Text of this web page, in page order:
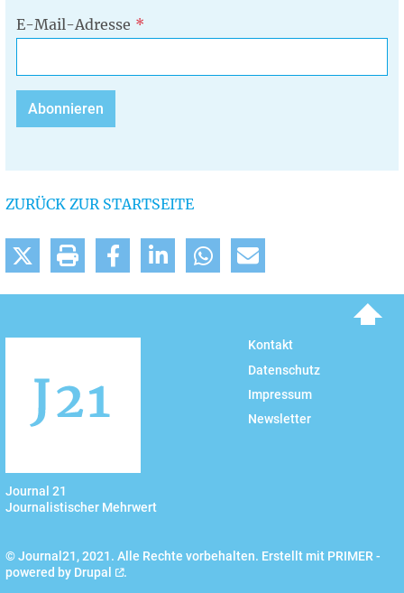
E-Mail-Adresse
ZURÜCK ZUR STARTSEITE
Journal 21
Journalistischer Mehrwert
Kontakt
Datenschutz
Impressum
Newsletter
© Journal21, 2021. Alle Rechte vorbehalten. Erstellt mit PRIMER -
powered by Drupal .